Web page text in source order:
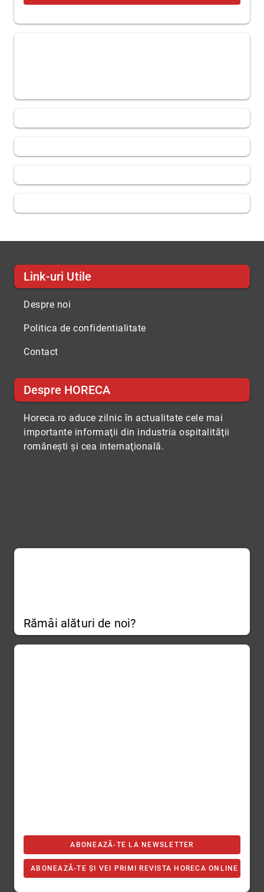
Link-uri Utile
Despre noi
Politica de confidentialitate
Contact
Despre HORECA
Horeca.ro aduce zilnic în actualitate cele mai
importante informaţii din industria ospitalităţii
româneşti şi cea internaţională.
Rămâi alături de noi?
ABONEAZĂ-TE LA NEWSLETTER
ABONEAZĂ-TE ȘI VEI PRIMI REVISTA HORECA ONLINE